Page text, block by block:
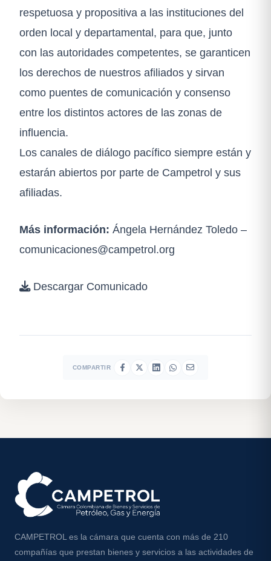
respetuosa y propositiva a las instituciones del
orden local y departamental, para que, junto
con las autoridades competentes, se garanticen
los derechos de nuestros afiliados y sirvan
como puentes de comunicación y consenso
entre los distintos actores de las zonas de
influencia.
Los canales de diálogo pacífico siempre están y
estarán abiertos por parte de Campetrol y sus
afiliadas.
Más información: Ángela Hernández Toledo –
comunicaciones@campetrol.org
Descargar Comunicado
COMPARTIR
CAMPETROL es la cámara que cuenta con más de 210
compañías que prestan bienes y servicios a las actividades de